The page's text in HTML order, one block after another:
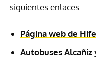
siguientes enlaces:
Página web de Hife
Autobuses Alcañiz